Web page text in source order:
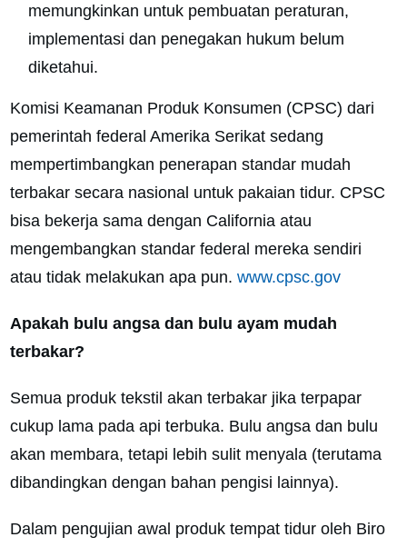
memungkinkan untuk pembuatan peraturan,
implementasi dan penegakan hukum belum
diketahui.
Komisi Keamanan Produk Konsumen (CPSC) dari
pemerintah federal Amerika Serikat sedang
mempertimbangkan penerapan standar mudah
terbakar secara nasional untuk pakaian tidur. CPSC
bisa bekerja sama dengan California atau
mengembangkan standar federal mereka sendiri
atau tidak melakukan apa pun. www.cpsc.gov
Apakah bulu angsa dan bulu ayam mudah
terbakar?
Semua produk tekstil akan terbakar jika terpapar
cukup lama pada api terbuka. Bulu angsa dan bulu
akan membara, tetapi lebih sulit menyala (terutama
dibandingkan dengan bahan pengisi lainnya).
Dalam pengujian awal produk tempat tidur oleh Biro